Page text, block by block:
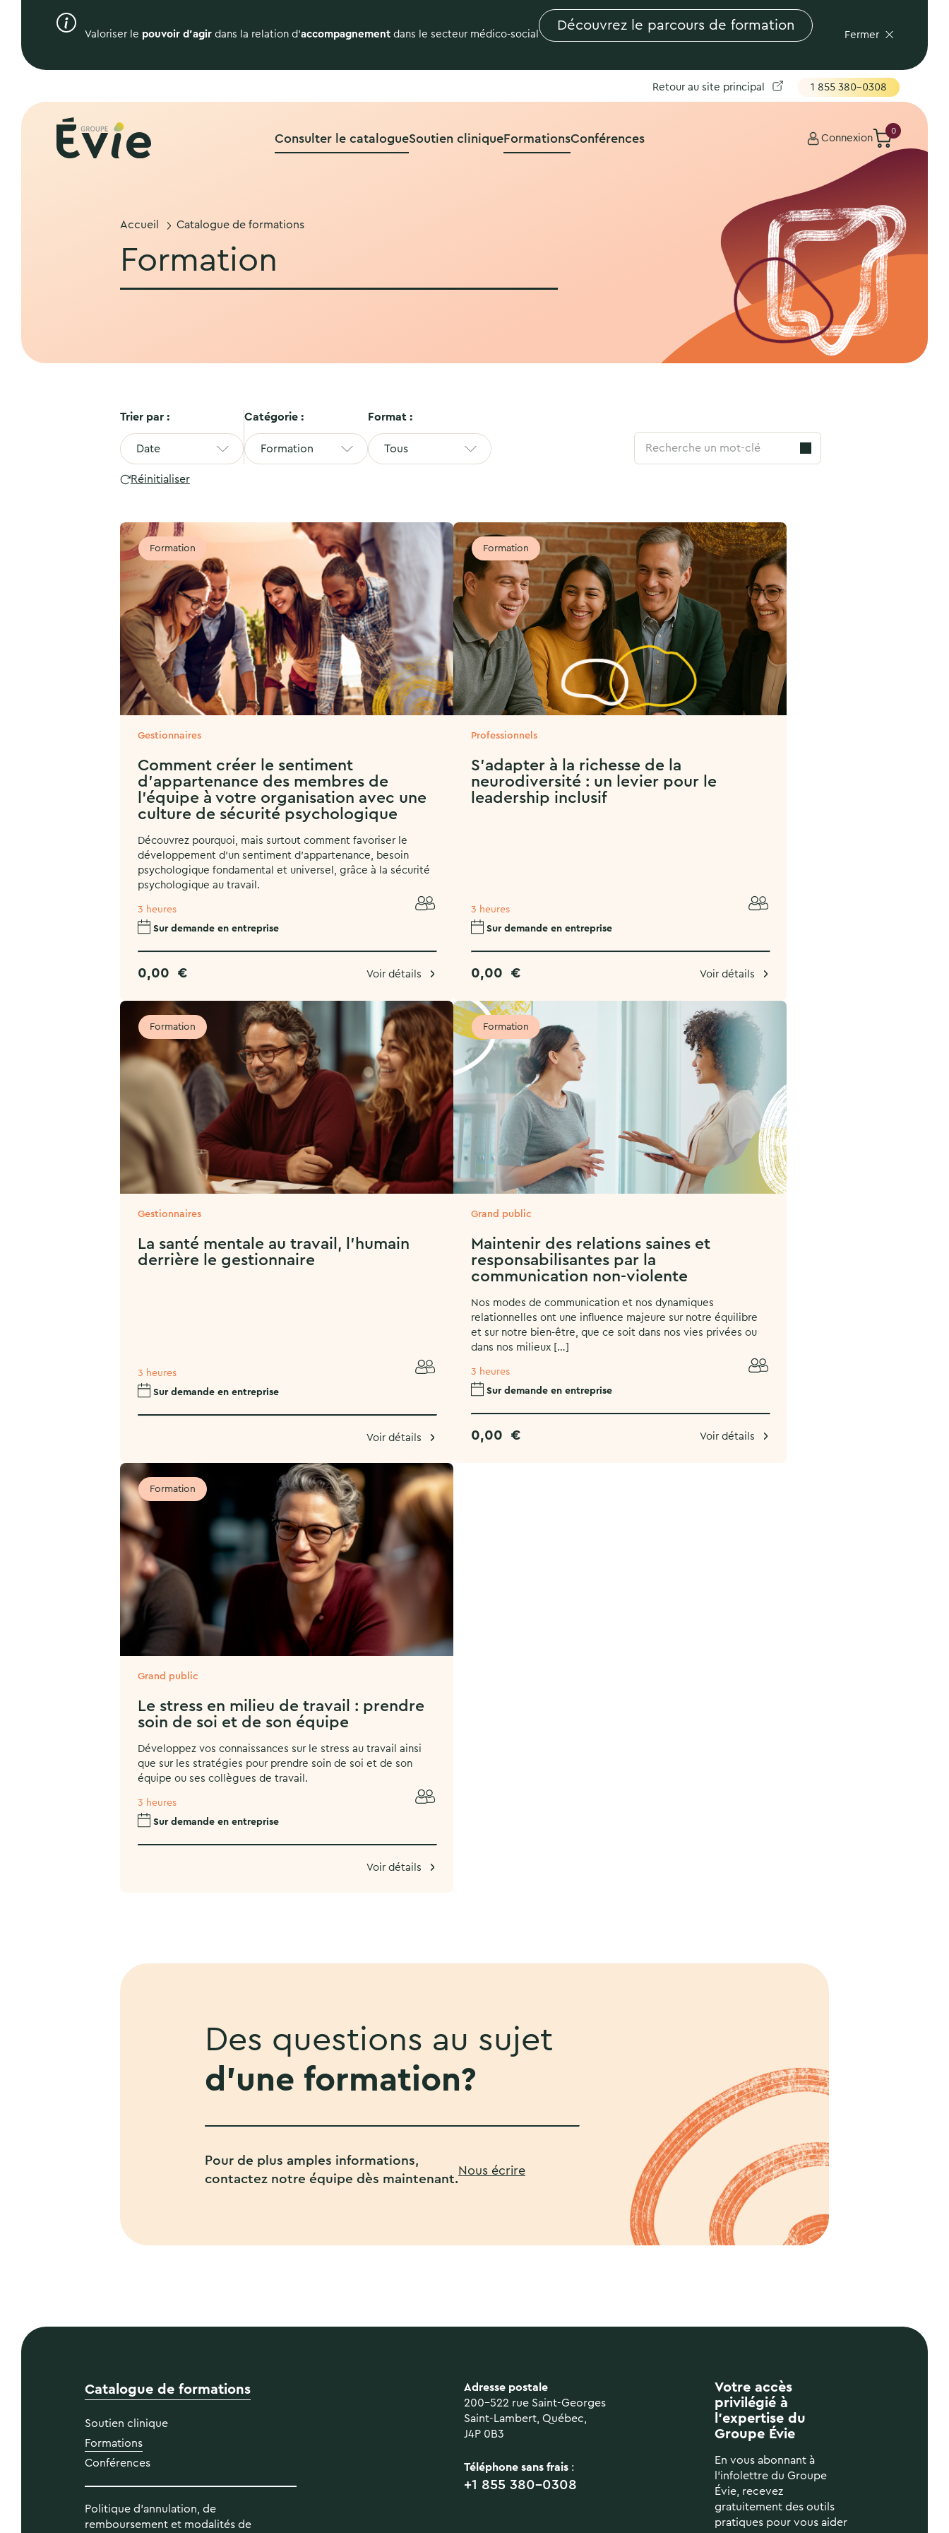
Valoriser le pouvoir d’agir dans la relation d’accompagnement dans le secteur médico-social
Découvrez le parcours de formation
Fermer
Retour au site principal 1 855 380-0308
Consulter le catalogueSoutien cliniqueFormationsConférences Connexion
0
Accueil Catalogue de formations
Formation
Trier par :
Date
Catégorie :
Formation
Format :
Tous
Réinitialiser
Formation
Gestionnaires
Comment créer le sentiment
d’appartenance des membres de
l’équipe à votre organisation avec une
culture de sécurité psychologique
Découvrez pourquoi, mais surtout comment favoriser le
développement d’un sentiment d’appartenance, besoin
psychologique fondamental et universel, grâce à la sécurité
psychologique au travail.
3 heures
Sur demande en entreprise
0,00 € Voir détails
Formation
Professionnels
S’adapter à la richesse de la
neurodiversité : un levier pour le
leadership inclusif
3 heures
Sur demande en entreprise
0,00 € Voir détails
Formation
Gestionnaires
La santé mentale au travail, l’humain
derrière le gestionnaire
3 heures
Sur demande en entreprise
Voir détails
Formation
Grand public
Maintenir des relations saines et
responsabilisantes par la
communication non-violente
Nos modes de communication et nos dynamiques
relationnelles ont une influence majeure sur notre équilibre
et sur notre bien-être, que ce soit dans nos vies privées ou
dans nos milieux […]
3 heures
Sur demande en entreprise
0,00 € Voir détails
Formation
Grand public
Le stress en milieu de travail : prendre
soin de soi et de son équipe
Développez vos connaissances sur le stress au travail ainsi
que sur les stratégies pour prendre soin de soi et de son
équipe ou ses collègues de travail.
3 heures
Sur demande en entreprise
Voir détails
Des questions au sujet
d'une formation?
Pour de plus amples informations,
contactez notre équipe dès maintenant.
Nous écrire
Catalogue de formations
Soutien clinique
Formations
Conférences
Politique d’annulation, de
remboursement et modalités de
Adresse postale
200-522 rue Saint-Georges
Saint-Lambert, Québec,
J4P 0B3
Téléphone sans frais :
+1 855 380-0308
Votre accès
privilégié à
l’expertise du
Groupe Évie
En vous abonnant à
l'infolettre du Groupe
Évie, recevez
gratuitement des outils
pratiques pour vous aider